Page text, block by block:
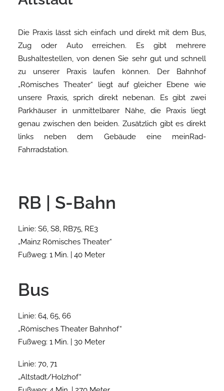
Die Praxis lässt sich einfach und direkt mit dem Bus,
Zug oder Auto erreichen. Es gibt mehrere
Bushaltestellen, von denen Sie sehr gut und schnell
zu unserer Praxis laufen können. Der Bahnhof
„Römisches Theater“ liegt auf gleicher Ebene wie
unsere Praxis, sprich direkt nebenan. Es gibt zwei
Parkhäuser in unmittelbarer Nähe, die Praxis liegt
genau zwischen den beiden. Zusätzlich gibt es direkt
links neben dem Gebäude eine meinRad-
Fahrradstation.
Bus
Linie: 64, 65, 66
„Römisches Theater Bahnhof“
Fußweg: 1 Min. | 30 Meter
Linie: 70, 71
„Altstadt/Holzhof“
RB | S-Bahn
Linie: S6, S8, RB75, RE3
„Mainz Römisches Theater“
Fußweg: 1 Min. | 40 Meter